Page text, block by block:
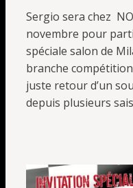
Sergio sera chez
novembre pour
spéciale salon de
branche
juste retour d’un
depuis plusieurs